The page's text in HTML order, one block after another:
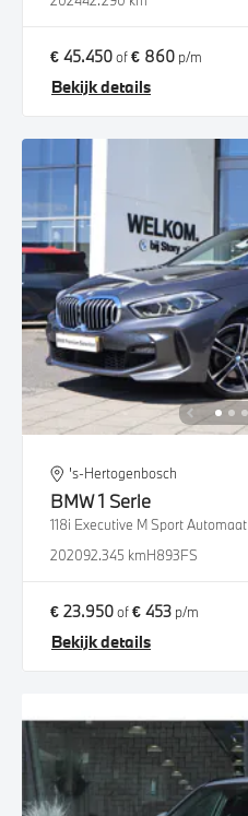
€ 45.450of€ 860 p/m
Bekijk details
's-Hertogenbosch
BMW1 Serie
118i Executive M Sport Automaat
202092.345 kmH893FS
€ 23.950of€ 453 p/m
Bekijk details